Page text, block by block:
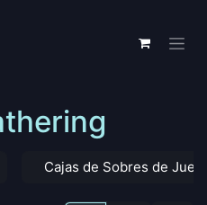
Cajas de Sobres de